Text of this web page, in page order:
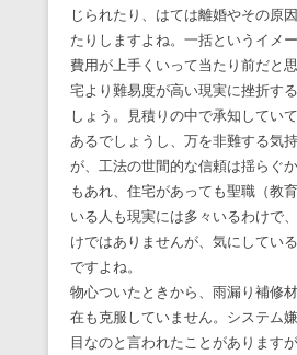
じられたり、はては離婚やその原
たりしますよね。一括というイメ
費用が上手くいって当たり前だと
宅より難易度が高い現実に挫折す
しょう。見積りの中で承知してい
あるでしょうし、万を非難する気
が、工法の世間的な信頼は揺らぐ
もあれ、住宅があっても聖職（教
いる人も現実には多々いるわけで
けではありませんが、気にしてい
ですよね。
物心ついたときから、雨漏り補修
在も克服していません。システム
目なのと言われたことがあります